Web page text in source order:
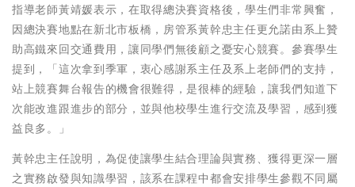
指導老師黃靖媛表示，在取得總決賽資格後，學生們非常興奮，
因總決賽地點在新北市板橋，房管系黃幹忠主任更允諾由系上贊
助高鐵來回交通費用，讓同學們無後顧之憂安心競賽。參賽學生
提到，「這次拿到季軍，衷心感謝系主任及系上老師們的支持，
站上競賽舞台報告的機會很難得，是很棒的經驗，讓我們知道下
次能改進跟進步的部分，並與他校學生進行交流及學習，感到獲
益良多。」
黃幹忠主任說明，為促使讓學生結合理論與實務、獲得更深一層
之實務啟發與知識學習，該系在課程中都會安排學生參觀不同屬